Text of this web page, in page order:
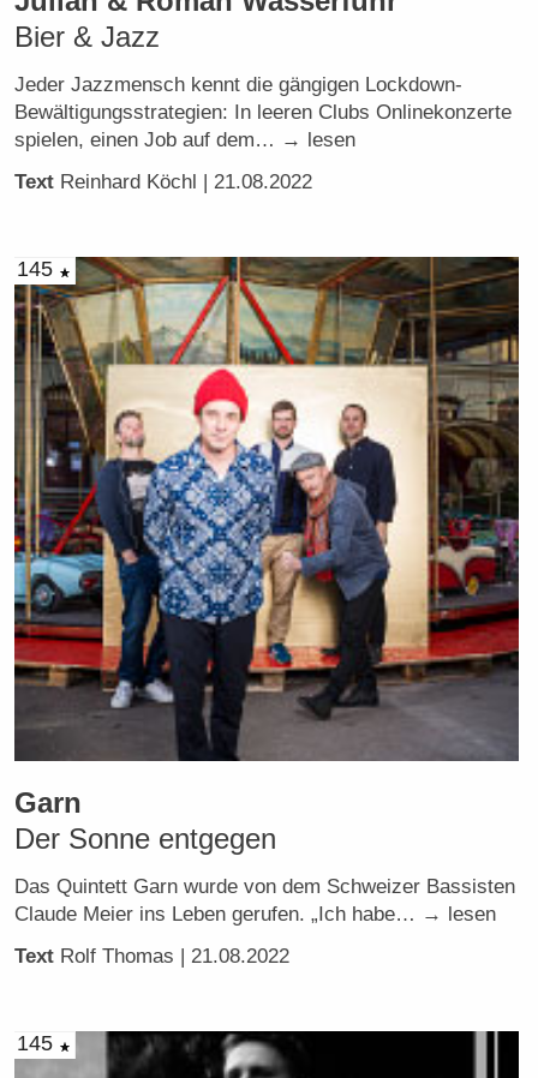
Bier & Jazz
Jeder Jazzmensch kennt die gängigen Lockdown-
Bewältigungsstrategien: In leeren Clubs Onlinekonzerte
spielen, einen Job auf dem… → lesen
Text Reinhard Köchl | 21.08.2022
145
Garn
Der Sonne entgegen
Das Quintett Garn wurde von dem Schweizer Bassisten
Claude Meier ins Leben gerufen. „Ich habe… → lesen
Text Rolf Thomas | 21.08.2022
145